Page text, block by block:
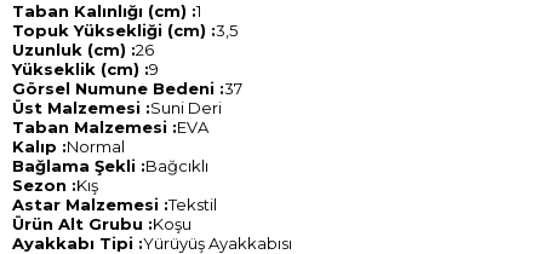
Taban Kalınlığı (cm) :1
Topuk Yüksekliği (cm) :3,5
Uzunluk (cm) :26
Yükseklik (cm) :9
Görsel Numune Bedeni :37
Üst Malzemesi :Suni Deri
Taban Malzemesi :EVA
Kalıp :Normal
Bağlama Şekli :Bağcıklı
Sezon :Kış
Astar Malzemesi :Tekstil
Ürün Alt Grubu :Koşu
Ayakkabı Tipi :Yürüyüş Ayakkabısı